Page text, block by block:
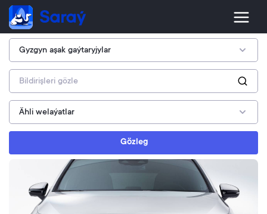
Gözleg